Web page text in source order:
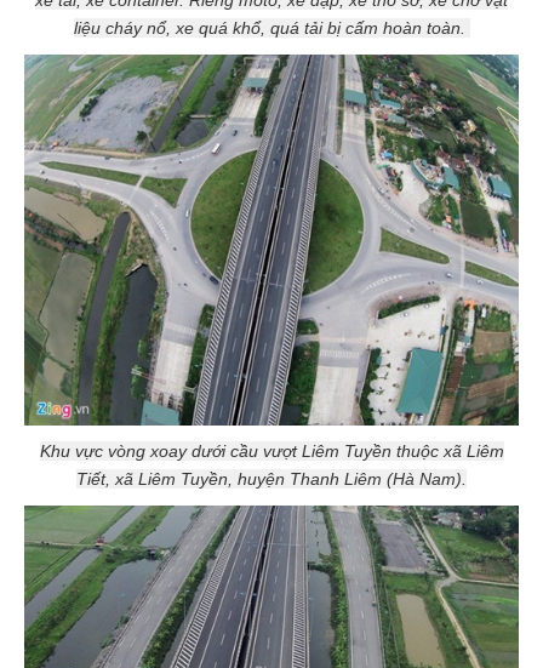
liệu cháy nổ, xe quá khổ, quá tải bị cấm hoàn toàn.
Khu vực vòng xoay dưới cầu vượt Liêm Tuyền thuộc xã Liêm
Tiết, xã Liêm Tuyền, huyện Thanh Liêm (Hà Nam).